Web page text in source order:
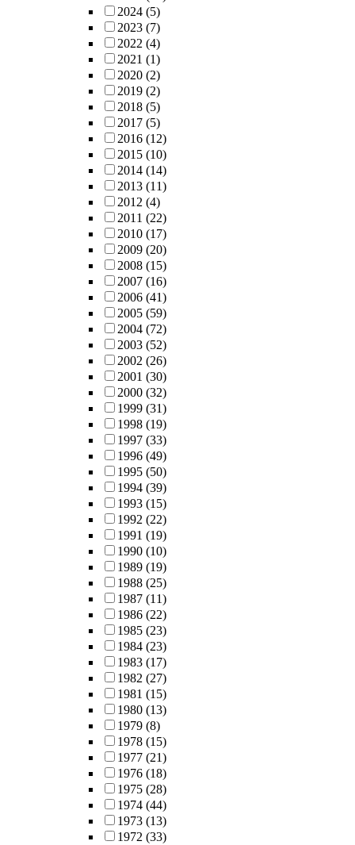
2024 (5)
2023 (7)
2022 (4)
2021 (1)
2020 (2)
2019 (2)
2018 (5)
2017 (5)
2016 (12)
2015 (10)
2014 (14)
2013 (11)
2012 (4)
2011 (22)
2010 (17)
2009 (20)
2008 (15)
2007 (16)
2006 (41)
2005 (59)
2004 (72)
2003 (52)
2002 (26)
2001 (30)
2000 (32)
1999 (31)
1998 (19)
1997 (33)
1996 (49)
1995 (50)
1994 (39)
1993 (15)
1992 (22)
1991 (19)
1990 (10)
1989 (19)
1988 (25)
1987 (11)
1986 (22)
1985 (23)
1984 (23)
1983 (17)
1982 (27)
1981 (15)
1980 (13)
1979 (8)
1978 (15)
1977 (21)
1976 (18)
1975 (28)
1974 (44)
1973 (13)
1972 (33)